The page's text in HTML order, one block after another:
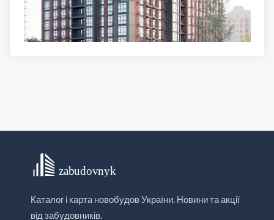
Каталог і карта новобудов України. Новини та акції
від забудовників.